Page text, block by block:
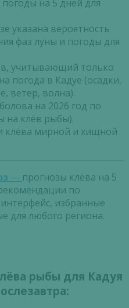
погоды на 5 дней для
указана вероятность
фаз луны и погоды для
учитывающий только
погода в Кадуе (осадки,
ветер, волна).
на 2026 год по
на клёв рыбы).
клёва мирной и хищной
— прогнозы клёва на 5
по
избранные
для любого региона.
рыбы для Кадуя